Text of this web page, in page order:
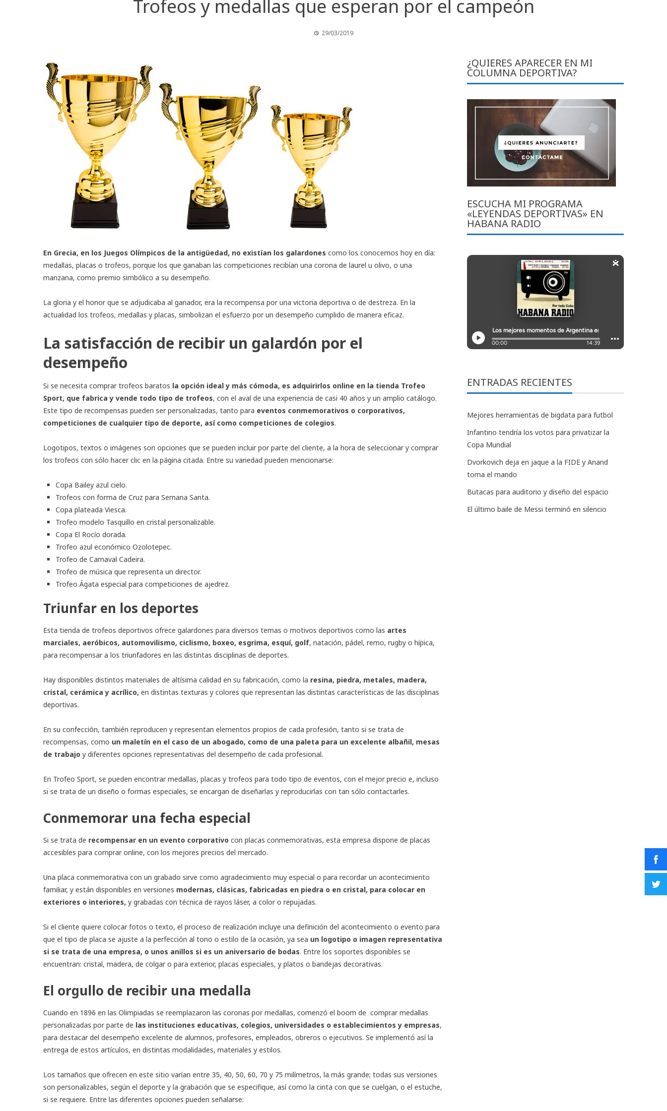
Trofeos y medallas que esperan por el campeón
29/03/2019
En Grecia, en los Juegos Olímpicos de la antigüedad, no existían los galardones como los conocemos hoy en día:
medallas, placas o trofeos, porque los que ganaban las competiciones recibían una corona de laurel u olivo, o una
manzana, como premio simbólico a su desempeño.
La gloria y el honor que se adjudicaba al ganador, era la recompensa por una victoria deportiva o de destreza. En la
actualidad los trofeos, medallas y placas, simbolizan el esfuerzo por un desempeño cumplido de manera eficaz.
La satisfacción de recibir un galardón por el
desempeño
Si se necesita comprar trofeos baratos la opción ideal y más cómoda, es adquirirlos online en la tienda Trofeo
Sport, que fabrica y vende todo tipo de trofeos, con el aval de una experiencia de casi 40 años y un amplio catálogo.
Este tipo de recompensas pueden ser personalizadas, tanto para eventos conmemorativos o corporativos,
competiciones de cualquier tipo de deporte, así como competiciones de colegios.
Logotipos, textos o imágenes son opciones que se pueden incluir por parte del cliente, a la hora de seleccionar y comprar
los trofeos con sólo hacer clic en la página citada. Entre su variedad pueden mencionarse:
Copa Bailey azul cielo.
Trofeos con forma de Cruz para Semana Santa.
Copa plateada Viesca.
Trofeo modelo Tasquillo en cristal personalizable.
Copa El Rocío dorada.
Trofeo azul económico Ozolotepec.
Trofeo de Carnaval Cadeira.
Trofeo de música que representa un director.
Trofeo Ágata especial para competiciones de ajedrez.
Triunfar en los deportes
Esta tienda de trofeos deportivos ofrece galardones para diversos temas o motivos deportivos como las artes
marciales, aeróbicos, automovilismo, ciclismo, boxeo, esgrima, esquí, golf, natación, pádel, remo, rugby o hípica,
para recompensar a los triunfadores en las distintas disciplinas de deportes.
Hay disponibles distintos materiales de altísima calidad en su fabricación, como la resina, piedra, metales, madera,
cristal, cerámica y acrílico, en distintas texturas y colores que representan las distintas características de las disciplinas
deportivas.
En su confección, también reproducen y representan elementos propios de cada profesión, tanto si se trata de
recompensas, como un maletín en el caso de un abogado, como de una paleta para un excelente albañil, mesas
de trabajo y diferentes opciones representativas del desempeño de cada profesional.
En Trofeo Sport, se pueden encontrar medallas, placas y trofeos para todo tipo de eventos, con el mejor precio e, incluso
si se trata de un diseño o formas especiales, se encargan de diseñarlas y reproducirlas con tan sólo contactarles.
Conmemorar una fecha especial
Si se trata de recompensar en un evento corporativo con placas conmemorativas, esta empresa dispone de placas
accesibles para comprar online, con los mejores precios del mercado.
Una placa conmemorativa con un grabado sirve como agradecimiento muy especial o para recordar un acontecimiento
familiar, y están disponibles en versiones modernas, clásicas, fabricadas en piedra o en cristal, para colocar en
exteriores o interiores, y grabadas con técnica de rayos láser, a color o repujadas.
Si el cliente quiere colocar fotos o texto, el proceso de realización incluye una definición del acontecimiento o evento para
que el tipo de placa se ajuste a la perfección al tono o estilo de la ocasión, ya sea un logotipo o imagen representativa
si se trata de una empresa, o unos anillos si es un aniversario de bodas. Entre los soportes disponibles se
encuentran: cristal, madera, de colgar o para exterior, placas especiales, y platos o bandejas decorativas.
El orgullo de recibir una medalla
Cuando en 1896 en las Olimpiadas se reemplazaron las coronas por medallas, comenzó el boom de comprar medallas
personalizadas por parte de las instituciones educativas, colegios, universidades o establecimientos y empresas,
para destacar del desempeño excelente de alumnos, profesores, empleados, obreros o ejecutivos. Se implementó así la
entrega de estos artículos, en distintas modalidades, materiales y estilos.
Los tamaños que ofrecen en este sitio varían entre 35, 40, 50, 60, 70 y 75 milímetros, la más grande; todas sus versiones
son personalizables, según el deporte y la grabación que se especifique, así como la cinta con que se cuelgan, o el estuche,
si se requiere. Entre las diferentes opciones pueden señalarse:
¿QUIERES APARECER EN MI
COLUMNA DEPORTIVA?
ESCUCHA MI PROGRAMA
«LEYENDAS DEPORTIVAS» EN
HABANA RADIO
ENTRADAS RECIENTES
Mejores herramientas de bigdata para futbol
Infantino tendría los votos para privatizar la
Copa Mundial
Dvorkovich deja en jaque a la FIDE y Anand
toma el mando
Butacas para auditorio y diseño del espacio
El último baile de Messi terminó en silencio